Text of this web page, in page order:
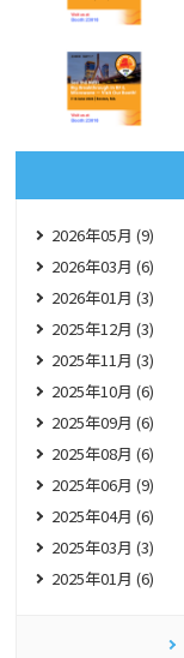
2026年05月 (9)
2026年03月 (6)
2026年01月 (3)
2025年12月 (3)
2025年11月 (3)
2025年10月 (6)
2025年09月 (6)
2025年08月 (6)
2025年06月 (9)
2025年04月 (6)
2025年03月 (3)
2025年01月 (6)